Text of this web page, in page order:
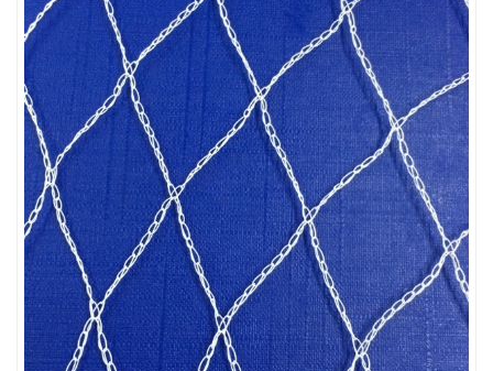
LƯỚI XÂY DỰNG
LƯỚI HÀNG RÀO HÌNH VUÔNG